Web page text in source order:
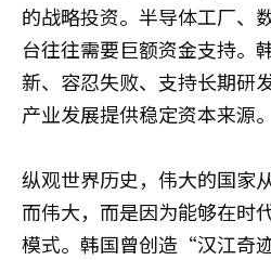
的战略投资。半导体工厂、
台往往需要巨额资金支持。
新、容忍失败、支持长期研
产业发展提供稳定资本来源。
纵观世界历史，伟大的国家
而伟大，而是因为能够在时
模式。韩国曾创造“汉江奇